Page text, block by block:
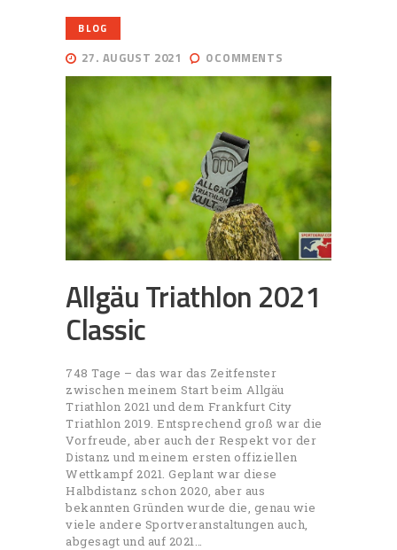
BLOG
27. AUGUST 2021 0COMMENTS
Allgäu Triathlon 2021
Classic
748 Tage – das war das Zeitfenster
zwischen meinem Start beim Allgäu
Triathlon 2021 und dem Frankfurt City
Triathlon 2019. Entsprechend groß war die
Vorfreude, aber auch der Respekt vor der
Distanz und meinem ersten offiziellen
Wettkampf 2021. Geplant war diese
Halbdistanz schon 2020, aber aus
bekannten Gründen wurde die, genau wie
viele andere Sportveranstaltungen auch,
abgesagt und auf 2021…